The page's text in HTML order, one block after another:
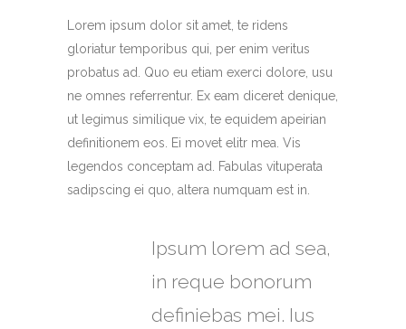
Lorem ipsum dolor sit amet, te ridens
gloriatur temporibus qui, per enim veritus
probatus ad. Quo eu etiam exerci dolore, usu
ne omnes referrentur. Ex eam diceret denique,
ut legimus similique vix, te equidem apeirian
definitionem eos. Ei movet elitr mea. Vis
legendos conceptam ad. Fabulas vituperata
sadipscing ei quo, altera numquam est in.
Ipsum lorem ad sea,
in reque bonorum
definiebas mei. Ius